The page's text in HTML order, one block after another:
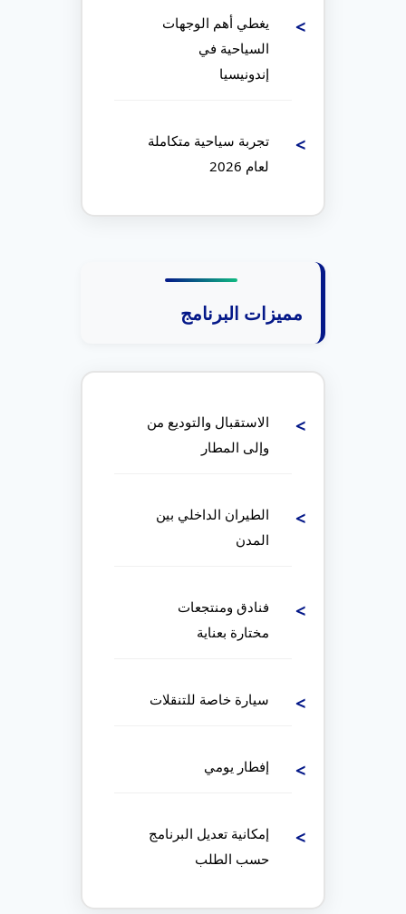
يغطي أهم الوجهات
السياحية في
إندونيسيا
تجربة سياحية متكاملة
لعام 2026
مميزات البرنامج
الاستقبال والتوديع من
وإلى المطار
الطيران الداخلي بين
المدن
فنادق ومنتجعات
مختارة بعناية
سيارة خاصة للتنقلات
إفطار يومي
إمكانية تعديل البرنامج
حسب الطلب